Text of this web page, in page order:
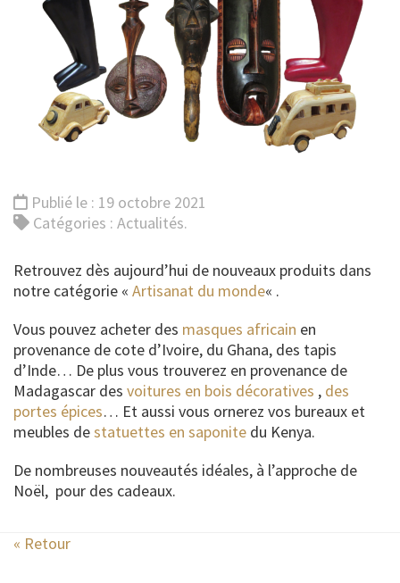
Publié le : 19 octobre 2021
Catégories : Actualités.
Retrouvez dès aujourd’hui de nouveaux produits dans
notre catégorie « Artisanat du monde« .
Vous pouvez acheter des masques africain en
provenance de cote d’Ivoire, du Ghana, des tapis
d’Inde… De plus vous trouverez en provenance de
Madagascar des voitures en bois décoratives , des
portes épices… Et aussi vous ornerez vos bureaux et
meubles destatuettes en saponite du Kenya.
De nombreuses nouveautés idéales, à l’approche de
Noël, pour des cadeaux.
« Retour